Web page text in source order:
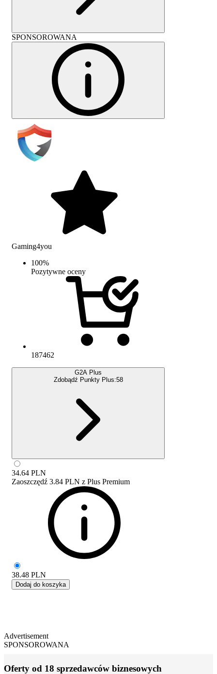
SPONSOROWANA
Gaming4you
100%
Pozytywne oceny
187462
G2A Plus
Zdobądź Punkty Plus:58
34.64 PLN
Zaoszczędź 3.84 PLN z Plus Premium
38.48 PLN
Dodaj do koszyka
Advertisement
SPONSOROWANA
Oferty od 18 sprzedawców biznesowych